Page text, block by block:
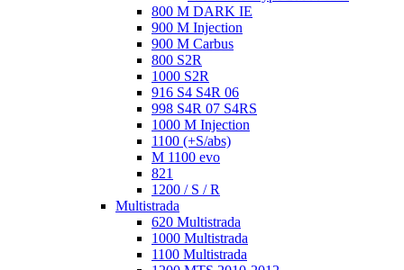
800 M DARK IE
900 M Injection
900 M Carbus
800 S2R
1000 S2R
916 S4 S4R 06
998 S4R 07 S4RS
1000 M Injection
1100 (+S/abs)
M 1100 evo
821
1200 / S / R
Multistrada
620 Multistrada
1000 Multistrada
1100 Multistrada